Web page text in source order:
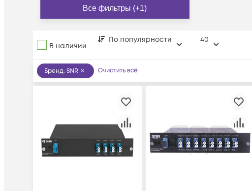
Все фильтры (+1)
В наличии
По популярности 40
Бренд: SNR Очистить всё